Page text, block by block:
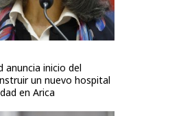
anuncia inicio del
un nuevo hospital
en Arica